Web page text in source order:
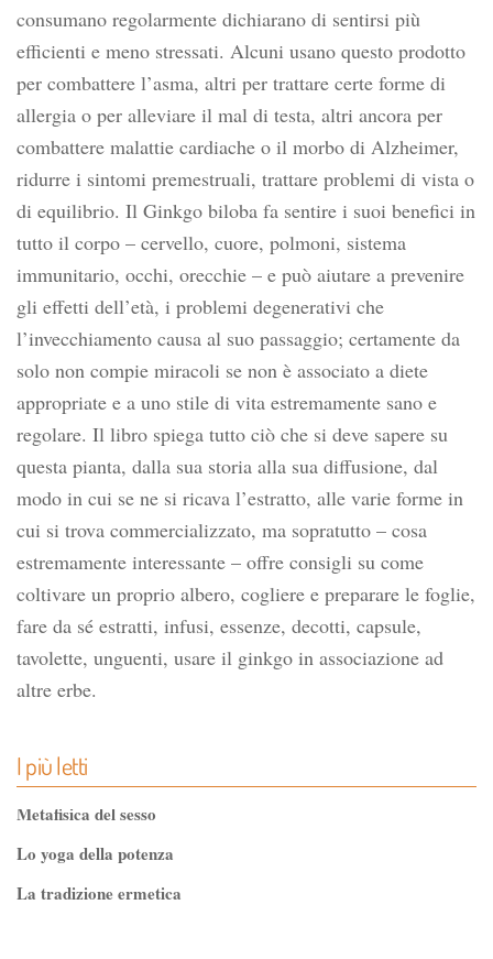
consumano regolarmente dichiarano di sentirsi più
efficienti e meno stressati. Alcuni usano questo prodotto
per combattere l’asma, altri per trattare certe forme di
allergia o per alleviare il mal di testa, altri ancora per
combattere malattie cardiache o il morbo di Alzheimer,
ridurre i sintomi premestruali, trattare problemi di vista o
di equilibrio. Il Ginkgo biloba fa sentire i suoi benefici in
tutto il corpo – cervello, cuore, polmoni, sistema
immunitario, occhi, orecchie – e può aiutare a prevenire
gli effetti dell’età, i problemi degenerativi che
l’invecchiamento causa al suo passaggio; certamente da
solo non compie miracoli se non è associato a diete
appropriate e a uno stile di vita estremamente sano e
regolare. Il libro spiega tutto ciò che si deve sapere su
questa pianta, dalla sua storia alla sua diffusione, dal
modo in cui se ne si ricava l’estratto, alle varie forme in
cui si trova commercializzato, ma sopratutto – cosa
estremamente interessante – offre consigli su come
coltivare un proprio albero, cogliere e preparare le foglie,
fare da sé estratti, infusi, essenze, decotti, capsule,
tavolette, unguenti, usare il ginkgo in associazione ad
altre erbe.
I più letti
Metafisica del sesso
Lo yoga della potenza
La tradizione ermetica